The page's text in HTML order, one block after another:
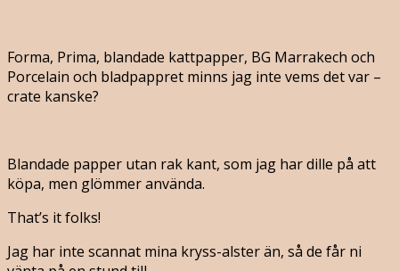
Forma, Prima, blandade kattpapper, BG Marrakech och
Porcelain och bladpappret minns jag inte vems det var –
crate kanske?
Blandade papper utan rak kant, som jag har dille på att
köpa, men glömmer använda.
That’s it folks!
Jag har inte scannat mina kryss-alster än, så de får ni